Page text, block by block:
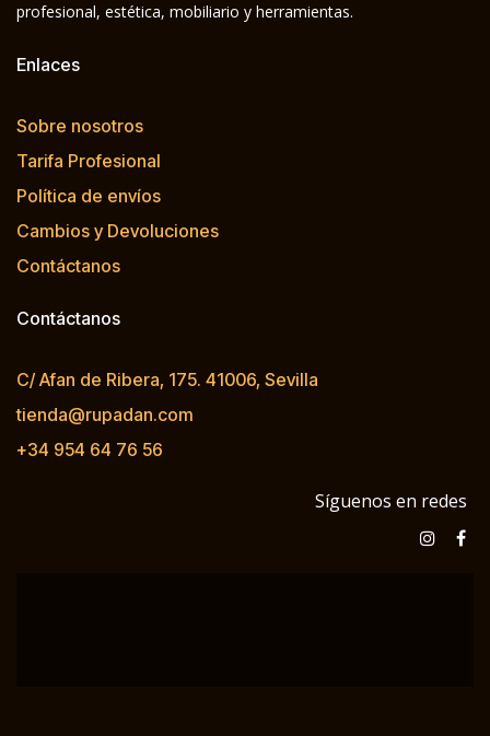
profesional, estética, mobiliario y herramientas.
Enlaces
Sobre nosotros
Tarifa Profesional
Política de envíos
Cambios y Devoluciones
Contáctanos
Contáctanos
C/ Afan de Ribera, 175. 41006, Sevilla
tienda@rupadan.com
+34 954 64 76 56
Síguenos en redes